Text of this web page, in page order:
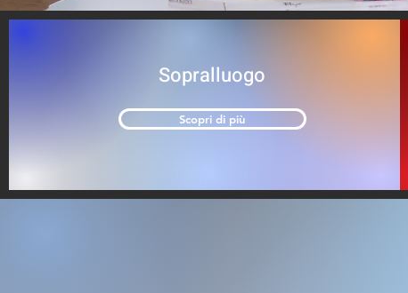
Sopralluogo
Scopri di più